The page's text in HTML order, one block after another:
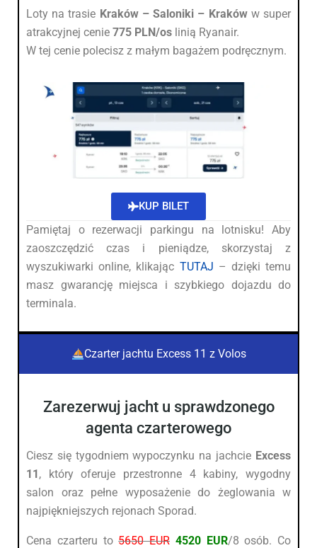
Loty na trasie Kraków – Saloniki – Kraków w super
atrakcyjnej cenie 775 PLN/os linią Ryanair.
W tej cenie polecisz z małym bagażem podręcznym.
KUP BILET
Pamiętaj o rezerwacji parkingu na lotnisku! Aby
zaoszczędzić czas i pieniądze, skorzystaj z
wyszukiwarki online, klikając TUTAJ – dzięki temu
masz gwarancję miejsca i szybkiego dojazdu do
terminala.
Czarter jachtu Excess 11 z Volos
Zarezerwuj jacht u sprawdzonego
agenta czarterowego
Ciesz się tygodniem wypoczynku na jachcie Excess
11, który oferuje przestronne 4 kabiny, wygodny
salon oraz pełne wyposażenie do żeglowania w
najpiękniejszych rejonach Sporad.
Cena czarteru to5650 EUR 4520 EUR/8 osób. Co